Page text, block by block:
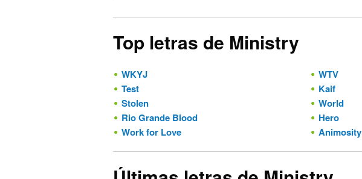
Top letras de Ministry
WKYJ
WTV
Test
Kaif
Stolen
World
Rio Grande Blood
Hero
Work for Love
Animosity